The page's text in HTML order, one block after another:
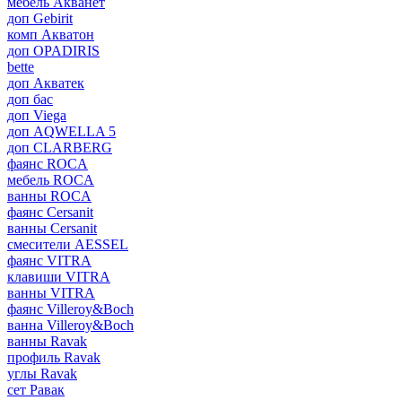
доп Gebirit
комп Акватон
доп OPADIRIS
bette
доп Акватек
доп бас
доп Viega
доп AQWELLA 5
доп CLARBERG
фаянс ROCA
мебель ROCA
ванны ROCA
фаянс Cersanit
ванны Cersanit
смесители AESSEL
фаянс VITRA
клавиши VITRA
ванны VITRA
фаянс Villeroy&Boch
ванна Villeroy&Boch
ванны Ravak
профиль Ravak
углы Ravak
сет Равак